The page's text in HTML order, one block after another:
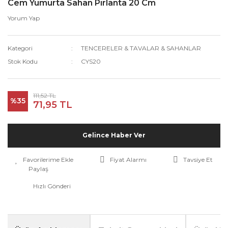
Cem Yumurta Sahan Pırlanta 20 Cm
Yorum Yap
Kategori
TENCERELER & TAVALAR & SAHANLAR
Stok Kodu
CYS20
%35
111,52 TL
71,95 TL
Gelince Haber Ver
Fiyat Alarmı
Tavsiye Et
Paylaş
Hızlı Gönderi